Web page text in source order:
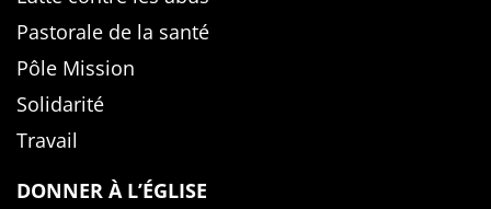
Pastorale de la santé
Pôle Mission
Solidarité
Travail
DONNER À L’ÉGLISE